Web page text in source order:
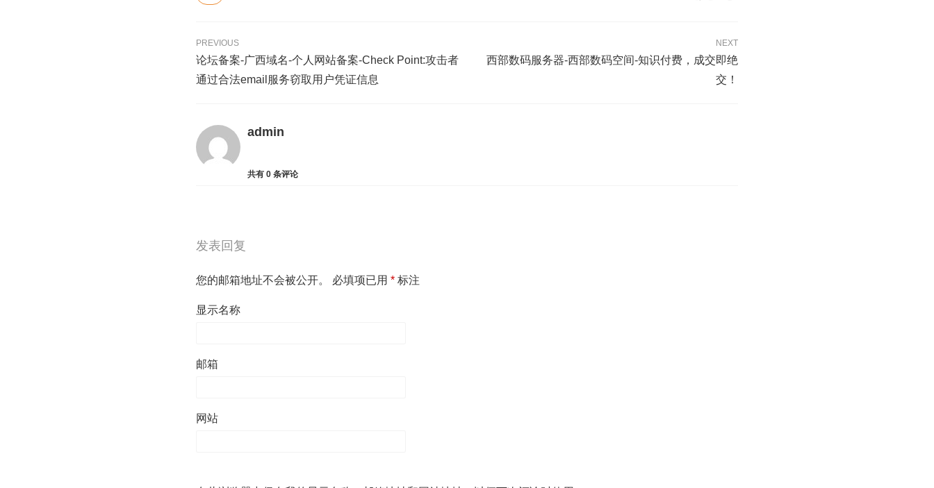
PREVIOUS
论坛备案-广西域名-个人网站备案-Check Point:攻击者
通过合法email服务窃取用户凭证信息
NEXT
西部数码服务器-西部数码空间-知识付费，成交即绝
交！
admin
共有 0 条评论
发表回复
您的邮箱地址不会被公开。 必填项已用 * 标注
显示名称
邮箱
网站